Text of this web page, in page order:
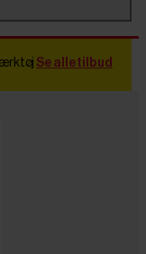
Se alle tilbud